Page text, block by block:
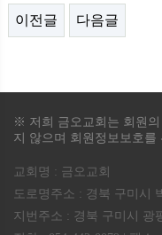
이전글 다음글
※ 저희 금오교회는 회원
지 않으며 회원정보보호
교회명 : 금오교회
도로명주소 : 경북 구미시
지번주소 : 경북 구미시 광